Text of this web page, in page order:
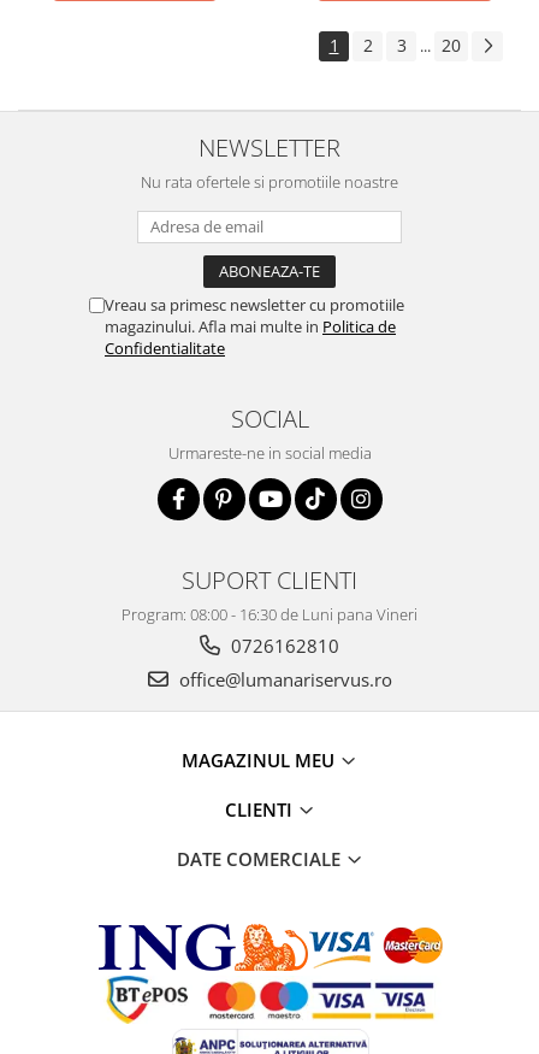
1 2 3 ... 20
NEWSLETTER
Nu rata ofertele si promotiile noastre
Vreau sa primesc newsletter cu promotiile
magazinului. Afla mai multe in Politica de
Confidentialitate
SOCIAL
Urmareste-ne in social media
SUPORT CLIENTI
Program: 08:00 - 16:30 de Luni pana Vineri
0726162810
office@lumanariservus.ro
MAGAZINUL MEU
CLIENTI
DATE COMERCIALE